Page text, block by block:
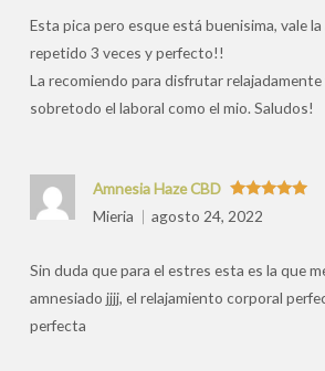
Esta pica pero esque está buenisima, vale
repetido 3 veces y perfecto!!
La recomiendo para disfrutar relajadamente
sobretodo el laboral como el mio. Saludos!
Valorado
con5
Amnesia Haze CBD
Mieria
agosto 24, 2022
Sin duda que para el estres esta es la que
amnesiado jjjj, el relajamiento corporal
perfecta